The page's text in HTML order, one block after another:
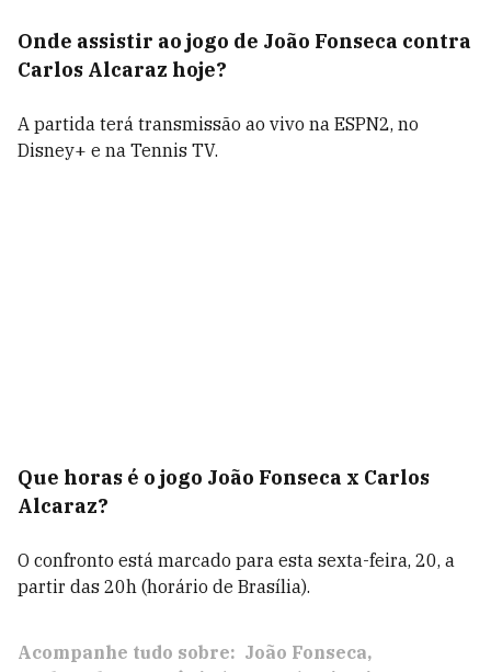
Onde assistir ao jogo de João Fonseca contra
Carlos Alcaraz hoje?
A partida terá transmissão ao vivo na ESPN2, no
Disney+ e na Tennis TV.
Que horas é o jogo João Fonseca x Carlos
Alcaraz?
O confronto está marcado para esta sexta-feira, 20, a
partir das 20h (horário de Brasília).
Acompanhe tudo sobre: João Fonseca